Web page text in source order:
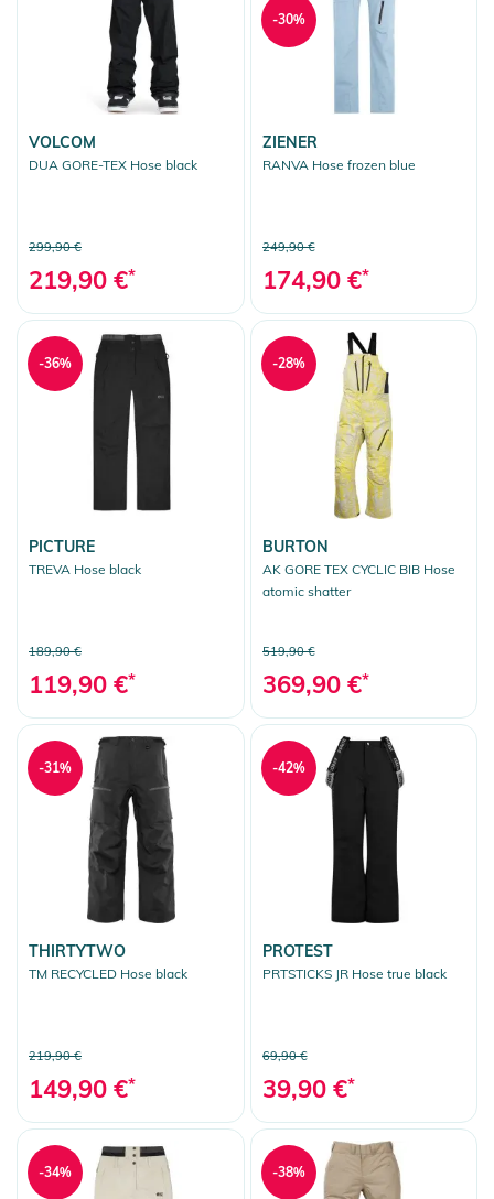
VOLCOM
DUA GORE-TEX Hose black
299,90 €
219,90 €*
ZIENER
RANVA Hose frozen blue
249,90 €
174,90 €*
-30%
PICTURE
TREVA Hose black
189,90 €
119,90 €*
-36%
BURTON
AK GORE TEX CYCLIC BIB Hose
atomic shatter
519,90 €
369,90 €*
-28%
THIRTYTWO
TM RECYCLED Hose black
219,90 €
149,90 €*
-31%
PROTEST
PRTSTICKS JR Hose true black
69,90 €
39,90 €*
-42%
-34% -38%